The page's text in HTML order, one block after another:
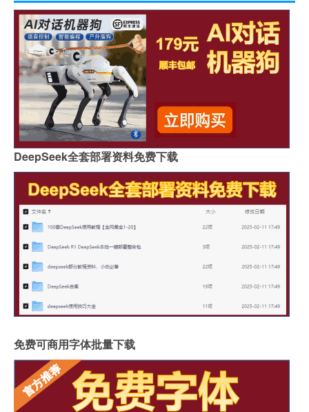
DeepSeek全套部署资料免费下载
免费可商用字体批量下载